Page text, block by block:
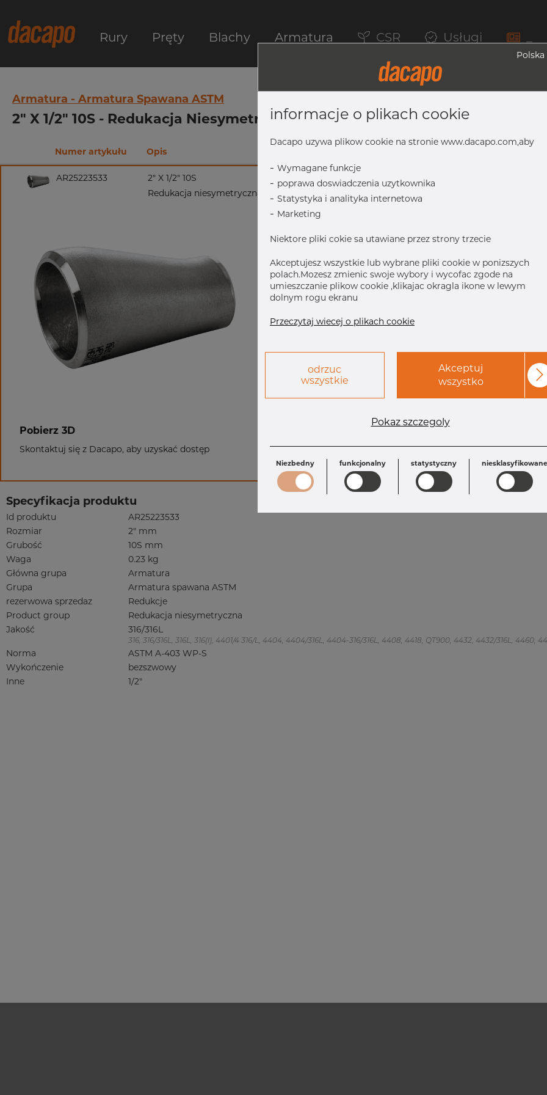
Rury Pręty Blachy Armatura CSR Usługi
Armatura - Armatura Spawana ASTM
2" X 1/2" 10S - Redukacja Niesymetryczna, 316/316L, ASTM A-403 WP-S, 1/2",
Numer artykułu Opis
AR25223533
2" X 1/2" 10S
Redukacja niesymetryczna, 316/316L, ASTM A-403 WP-S, 1/2", bezszwowy
Pobierz 3D
Skontaktuj się z Dacapo, aby uzyskać dostęp
T: 2.77 mm
L: 76.10 mm Inch: 2" x 1/2"
Specyfikacja produktu
Id produktu
AR25223533
Rozmiar
2" mm
Grubość
10S mm
Waga
0.23 kg
Główna grupa
Armatura
Grupa
Armatura spawana ASTM
rezerwowa sprzedaz
Redukcje
Product group
Redukacja niesymetryczna
Jakość
316/316L
316, 316/316L, 316L, 316(l), 4401/4 316/L, 4404, 4404/316L, 4404-316/316L, 4408, 4418, QT900, 4432, 4432/316L, 4460,
Norma
ASTM A-403 WP-S
Wykończenie
bezszwowy
Inne
1/2"
Polska
informacje o plikach cookie
Dacapo uzywa plikow cookie na stronie www.dacapo.com,aby
- Wymagane funkcje
- poprawa doswiadczenia uzytkownika
- Statystyka i analityka internetowa
- Marketing
Niektore pliki cokie sa utawiane przez strony trzecie
Akceptujesz wszystkie lub wybrane pliki cookie w ponizszych
polach.Mozesz zmienic swoje wybory i wycofac zgode na
umieszczanie plikow cookie ,klikajac okragla ikone w lewym
dolnym rogu ekranu
Przeczytaj wiecej o plikach cookie
odrzuc
wszystkie
Akceptuj
wszystko
Pokaz szczegoly
Niezbedny funkcjonalny statystyczny niesklasyfikowane